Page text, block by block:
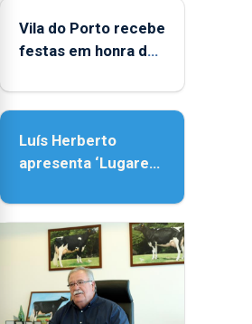
Vila do Porto recebe
festas em honra de
Assunção
Luís Herberto
apresenta ‘Lugares